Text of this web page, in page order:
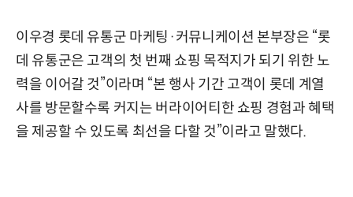
이우경 롯데 유통군 마케팅·커뮤니케이션 본부장은 “롯
데 유통군은 고객의 첫 번째 쇼핑 목적지가 되기 위한 노
력을 이어갈 것”이라며 “본 행사 기간 고객이 롯데 계열
사를 방문할수록 커지는 버라이어티한 쇼핑 경험과 혜택
을 제공할 수 있도록 최선을 다할 것”이라고 말했다.